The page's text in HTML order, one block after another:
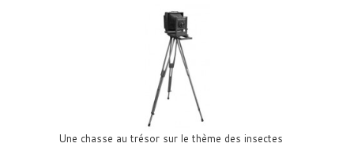
Une chasse au trésor sur le thème des insectes